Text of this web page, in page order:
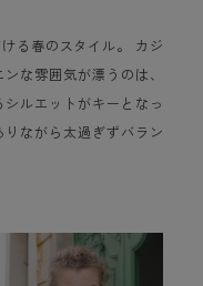
る春のスタイル。 カジ
な雰囲気が漂うのは、
ルエットがキーとなっ
ながら太過ぎずバラン